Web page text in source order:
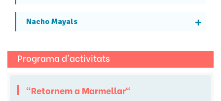
Nacho Mayals
Programa d'activitats
"Retornem a Marmellar"